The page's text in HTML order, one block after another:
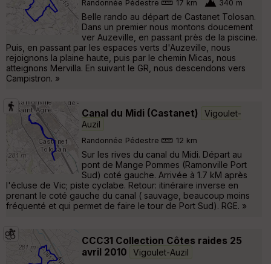
Randonnée Pédestre 17 km 340 m
Belle rando au départ de Castanet Tolosan.
Dans un premier nous montons doucement
ver Auzeville, en passant près de la piscine.
Puis, en passant par les espaces verts d'Auzeville, nous
rejoignons la plaine haute, puis par le chemin Micas, nous
atteignons Mervilla. En suivant le GR, nous descendons vers
Campistron. »
Canal du Midi (Castanet)
Vigoulet-
Auzil
Randonnée Pédestre 12 km
Sur les rives du canal du Midi. Départ au
pont de Mange Pommes (Ramonville Port
Sud) coté gauche. Arrivée à 1.7 kM après
l'écluse de Vic; piste cyclabe. Retour: itinéraire inverse en
prenant le coté gauche du canal ( sauvage, beaucoup moins
fréquenté et qui permet de faire le tour de Port Sud). RGE. »
CCC31 Collection Côtes raides 25
avril 2010
Vigoulet-Auzil